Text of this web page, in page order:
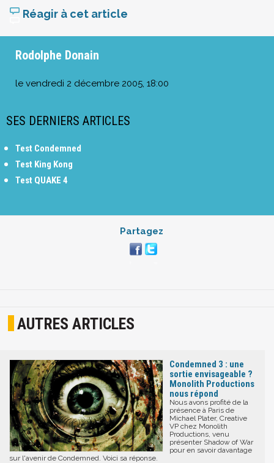
Réagir à cet article
Rodolphe Donain
le vendredi 2 décembre 2005, 18:00
SES DERNIERS ARTICLES
Test Condemned
Test King Kong
Test QUAKE 4
Partagez
AUTRES ARTICLES
Condemned 3 : une
sortie envisageable ?
Monolith Productions
nous répond
Nous avons profité de la
présence à Paris de
Michael Plater, Creative
VP chez Monolith
Productions, venu
présenter Shadow of War
pour en savoir davantage
sur l'avenir de Condemned. Voici sa réponse.